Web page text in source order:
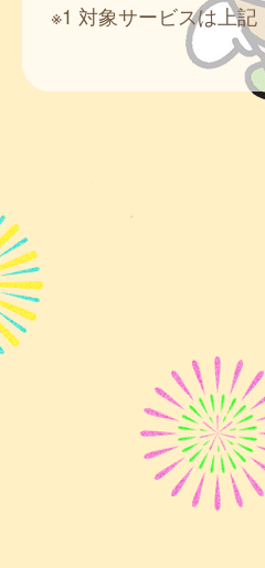
※1 対象サービスは上